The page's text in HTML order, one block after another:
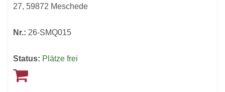
27, 59872 Meschede
Nr.: 26-SMQ015
Status: Plätze frei